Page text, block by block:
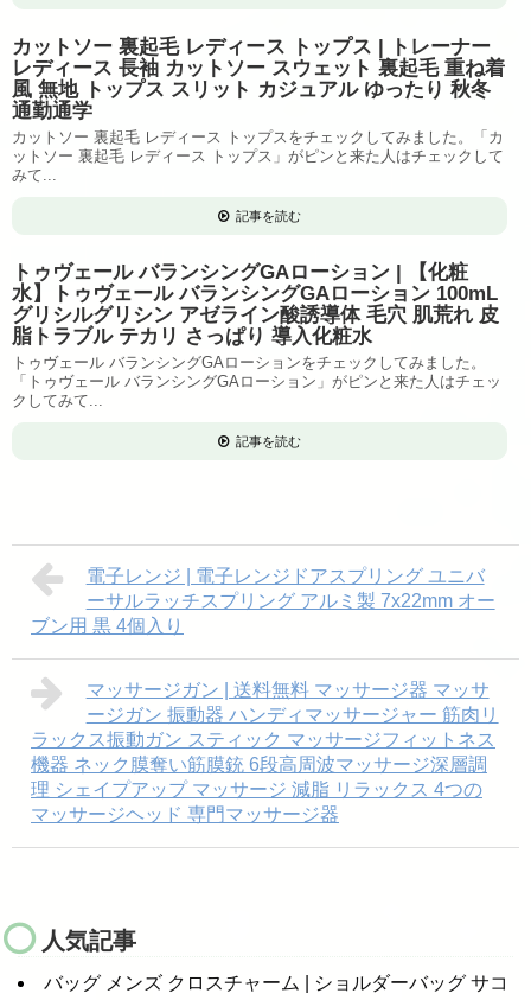
カットソー 裏起毛 レディース トップス | トレーナー
レディース 長袖 カットソー スウェット 裏起毛 重ね着
風 無地 トップス スリット カジュアル ゆったり 秋冬
通勤通学
カットソー 裏起毛 レディース トップスをチェックしてみました。「カ
ットソー 裏起毛 レディース トップス」がピンと来た人はチェックして
みて...
記事を読む
トゥヴェール バランシングGAローション | 【化粧
水】トゥヴェール バランシングGAローション 100mL
グリシルグリシン アゼライン酸誘導体 毛穴 肌荒れ 皮
脂トラブル テカリ さっぱり 導入化粧水
トゥヴェール バランシングGAローションをチェックしてみました。
「トゥヴェール バランシングGAローション」がピンと来た人はチェッ
クしてみて...
記事を読む
電子レンジ | 電子レンジドアスプリング ユニバ
ーサルラッチスプリング アルミ製 7x22mm オー
ブン用 黒 4個入り
マッサージガン | 送料無料 マッサージ器 マッサ
ージガン 振動器 ハンディマッサージャー 筋肉リ
ラックス振動ガン スティック マッサージフィットネス
機器 ネック膜奪い筋膜銃 6段高周波マッサージ深層調
理 シェイプアップ マッサージ 減脂 リラックス 4つの
マッサージヘッド 専門マッサージ器
人気記事
バッグ メンズ クロスチャーム | ショルダーバッグ サコ